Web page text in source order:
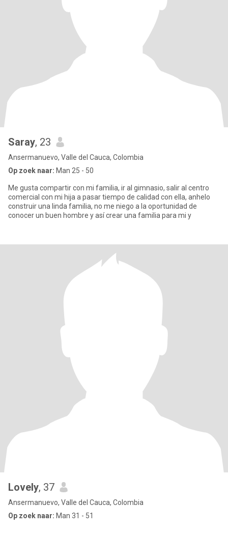
Saray, 23
Ansermanuevo, Valle del Cauca, Colombia
Op zoek naar: Man 25 - 50
Me gusta compartir con mi familia, ir al gimnasio, salir al centro
comercial con mi hija a pasar tiempo de calidad con ella, anhelo
construir una linda familia, no me niego a la oportunidad de
conocer un buen hombre y así crear una familia para mi y
Lovely, 37
Ansermanuevo, Valle del Cauca, Colombia
Op zoek naar: Man 31 - 51